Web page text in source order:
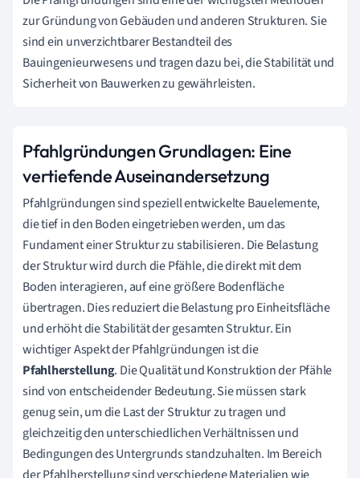
zur Gründung von Gebäuden und anderen Strukturen. Sie
sind ein unverzichtbarer Bestandteil des
Bauingenieurwesens und tragen dazu bei, die Stabilität und
Sicherheit von Bauwerken zu gewährleisten.
Pfahlgründungen Grundlagen: Eine
vertiefende Auseinandersetzung
Pfahlgründungen sind speziell entwickelte Bauelemente,
die tief in den Boden eingetrieben werden, um das
Fundament einer Struktur zu stabilisieren. Die Belastung
der Struktur wird durch die Pfähle, die direkt mit dem
Boden interagieren, auf eine größere Bodenfläche
übertragen. Dies reduziert die Belastung pro Einheitsfläche
und erhöht die Stabilität der gesamten Struktur. Ein
wichtiger Aspekt der Pfahlgründungen ist die
Pfahlherstellung. Die Qualität und Konstruktion der Pfähle
sind von entscheidender Bedeutung. Sie müssen stark
genug sein, um die Last der Struktur zu tragen und
gleichzeitig den unterschiedlichen Verhältnissen und
Bedingungen des Untergrunds standzuhalten. Im Bereich